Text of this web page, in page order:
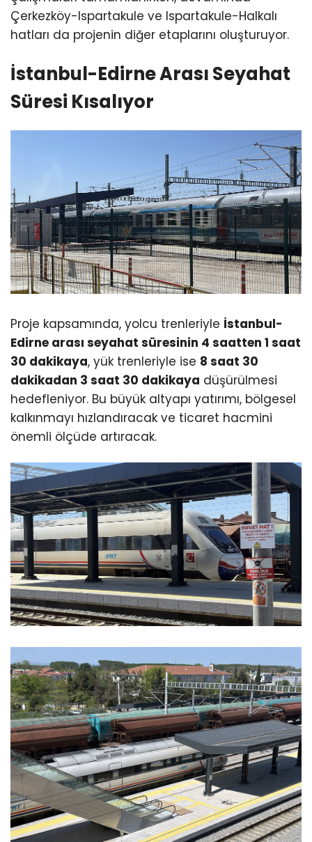
Çerkezköy-Ispartakule ve Ispartakule-Halkalı
hatları da projenin diğer etaplarını oluşturuyor.
İstanbul-Edirne Arası Seyahat
Süresi Kısalıyor
Proje kapsamında, yolcu trenleriyle İstanbul-
Edirne arası seyahat süresinin 4 saatten 1 saat
30 dakikaya, yük trenleriyle ise 8 saat 30
dakikadan 3 saat 30 dakikaya düşürülmesi
hedefleniyor. Bu büyük altyapı yatırımı, bölgesel
kalkınmayı hızlandıracak ve ticaret hacmini
önemli ölçüde artıracak.